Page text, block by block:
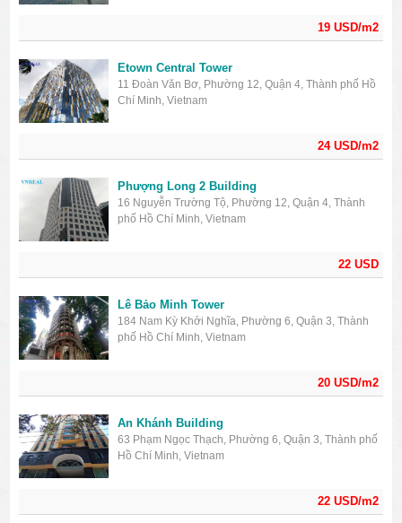
19 USD/m2
24 USD/m2
Etown Central Tower
11 Đoàn Văn Bơ, Phường 12, Quận 4, Thành phố Hồ
Chí Minh, Vietnam
22 USD
Phượng Long 2 Building
16 Nguyễn Trường Tộ, Phường 12, Quận 4, Thành
phố Hồ Chí Minh, Vietnam
20 USD/m2
Lê Bảo Minh Tower
184 Nam Kỳ Khởi Nghĩa, Phường 6, Quận 3, Thành
phố Hồ Chí Minh, Vietnam
22 USD/m2
An Khánh Building
63 Phạm Ngọc Thạch, Phường 6, Quận 3, Thành phố
Hồ Chí Minh, Vietnam